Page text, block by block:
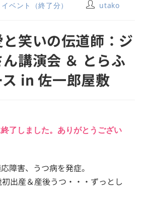
イベント（終了分） utako
と笑いの伝道師：ジ
講演会 ＆ とらふ
in 佐一郎屋敷
了しました。ありがとうござい
障害、うつ病を発症。
出産＆産後うつ・・・ずっとし